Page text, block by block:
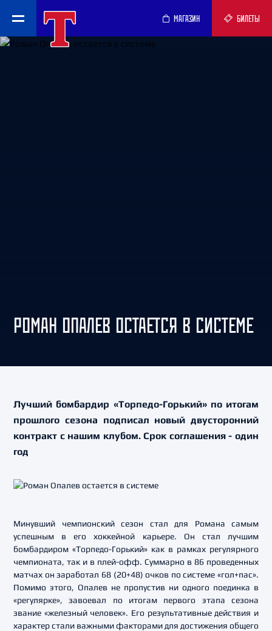
МАГАЗИН БИЛЕТЫ
РОМАН ОПАЛЕВ ОСТАЕТСЯ В СИСТЕМЕ
Лучший бомбардир «Торпедо-Горький» по итогам
прошлого сезона подписал новый двусторонний
контракт с нашим клубом. Срок соглашения - один
год
Минувший чемпионский сезон стал для Романа самым
успешным в его хоккейной карьере. Он стал лучшим
бомбардиром «Торпедо-Горький» как в рамках регулярного
чемпионата, так и в плей-офф. Суммарно в 86 проведенных
матчах он заработал 68 (20+48) очков по системе «гол+пас».
Помимо этого, Опалев не пропустив ни одного поединка в
«регулярке», завоевал по итогам первого этапа сезона
звание «железный человек». Его результативные действия и
характер стали важными факторами для достижения общего